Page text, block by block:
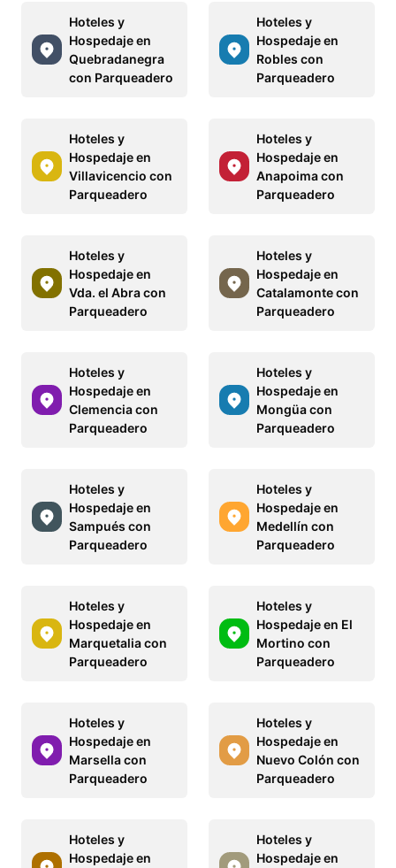
Hoteles y
Hospedaje en
Quebradanegra
con Parqueadero
Hoteles y
Hospedaje en
Robles con
Parqueadero
Hoteles y
Hospedaje en
Villavicencio con
Parqueadero
Hoteles y
Hospedaje en
Anapoima con
Parqueadero
Hoteles y
Hospedaje en
Vda. el Abra con
Parqueadero
Hoteles y
Hospedaje en
Catalamonte con
Parqueadero
Hoteles y
Hospedaje en
Clemencia con
Parqueadero
Hoteles y
Hospedaje en
Mongüa con
Parqueadero
Hoteles y
Hospedaje en
Sampués con
Parqueadero
Hoteles y
Hospedaje en
Medellín con
Parqueadero
Hoteles y
Hospedaje en
Marquetalia con
Parqueadero
Hoteles y
Hospedaje en El
Mortino con
Parqueadero
Hoteles y
Hospedaje en
Marsella con
Parqueadero
Hoteles y
Hospedaje en
Nuevo Colón con
Parqueadero
Hoteles y
Hospedaje en
Hoteles y
Hospedaje en